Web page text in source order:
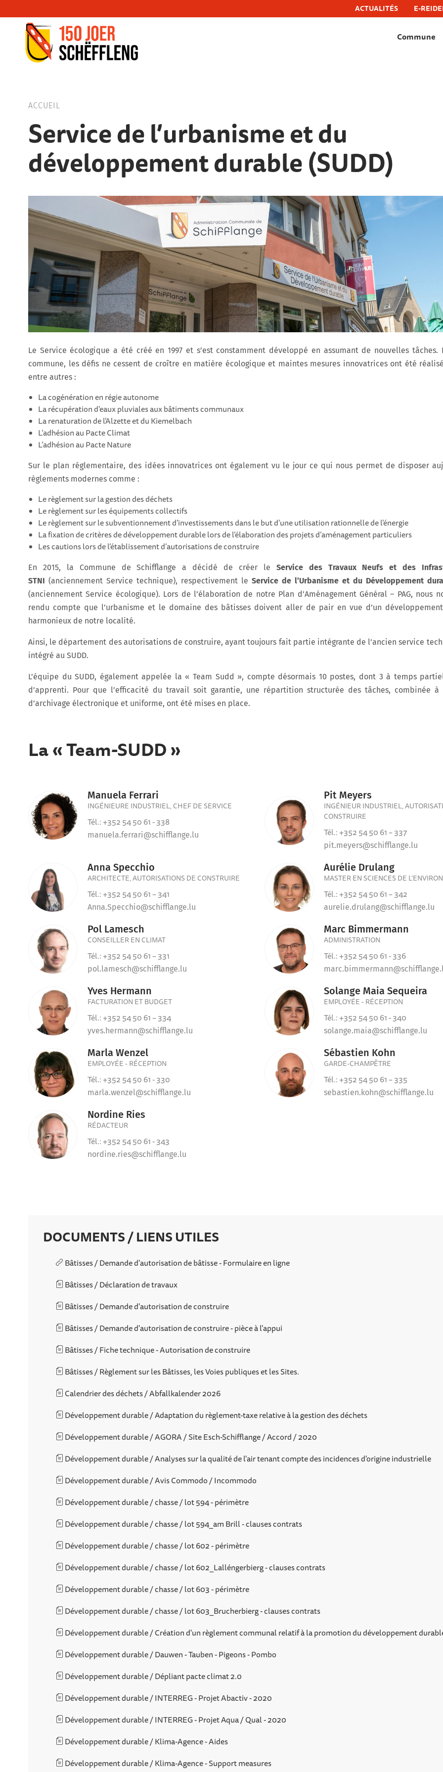
Schifflange, schifflange-logo, gemeng schëfflenge, commune de schifflange
ACTUALITÉS E-
Commune
ACCUEIL
Service de l’urbanisme et du
développement durable (SUDD)
Le Service écologique a été créé en 1997 et s’est constamment développé en assumant de nouvelles tâches.
commune, les défis ne cessent de croître en matière écologique et maintes mesures innovatrices ont été
entre autres :
La cogénération en régie autonome
La récupération d’eaux pluviales aux bâtiments communaux
La renaturation de l’Alzette et du Kiemelbach
L’adhésion au Pacte Climat
L’adhésion au Pacte Nature
Sur le plan réglementaire, des idées innovatrices ont également vu le jour ce qui nous permet de disposer
règlements modernes comme :
Le règlement sur la gestion des déchets
Le règlement sur les équipements collectifs
Le règlement sur le subventionnement d’investissements dans le but d’une utilisation rationnelle de l’énergie
La fixation de critères de développement durable lors de l’élaboration des projets d’aménagement particuliers
Les cautions lors de l’établissement d’autorisations de construire
En 2015, la Commune de Schifflange a décidé de créer le Service des Travaux Neufs et des
STNI (anciennement Service technique), respectivement le Service de l’Urbanisme et du Développement
(anciennement Service écologique). Lors de l’élaboration de notre Plan d’Aménagement Général – PAG, nous
rendu compte que l’urbanisme et le domaine des bâtisses doivent aller de pair en vue d’un
harmonieux de notre localité.
Ainsi, le département des autorisations de construire, ayant toujours fait partie intégrante de l’ancien service
intégré au SUDD.
L’équipe du SUDD, également appelée la « Team Sudd », compte désormais 10 postes, dont 3 à temps
d’apprenti. Pour que l’efficacité du travail soit garantie, une répartition structurée des tâches, combinée à
d’archivage électronique et uniforme, ont été mises en place.
La « Team-SUDD »
Manuela Ferrari
INGÉNIEURE INDUSTRIEL, CHEF DE SERVICE
Tél.: +352 54 50 61 - 338
manuela.ferrari@schifflange.lu
Pit Meyers
INGÉNIEUR INDUSTRIEL,
CONSTRUIRE
Tél.: +352 54 50 61 – 337
pit.meyers@schifflange.lu
Anna Specchio
ARCHITECTE, AUTORISATIONS DE CONSTRUIRE
Tél.: +352 54 50 61 – 341
Anna.Specchio@schifflange.lu
Aurélie Drulang
MASTER EN SCIENCES DE
Tél.: +352 54 50 61 – 342
aurelie.drulang@schifflange.lu
Pol Lamesch
CONSEILLER EN CLIMAT
Tél.: +352 54 50 61 – 331
pol.lamesch@schifflange.lu
Marc Bimmermann
ADMINISTRATION
Tél.: +352 54 50 61 - 336
Yves Hermann
FACTURATION ET BUDGET
Tél.: +352 54 50 61 – 334
yves.hermann@schifflange.lu
Solange Maia Sequeira
EMPLOYÉE - RÉCEPTION
Tél.: +352 54 50 61 - 340
solange.maia@schifflange.lu
Marla Wenzel
EMPLOYÉE - RÉCEPTION
Tél.: +352 54 50 61 - 330
marla.wenzel@schifflange.lu
Sébastien Kohn
GARDE-CHAMPÊTRE
Tél.: +352 54 50 61 – 335
sebastien.kohn@schifflange.lu
Nordine Ries
RÉDACTEUR
Tél.: +352 54 50 61 - 343
nordine.ries@schifflange.lu
DOCUMENTS / LIENS UTILES
Bâtisses / Demande d'autorisation de bâtisse - Formulaire en ligne
Bâtisses / Déclaration de travaux
Bâtisses / Demande d'autorisation de construire
Bâtisses / Demande d'autorisation de construire - pièce à l'appui
Bâtisses / Fiche technique - Autorisation de construire
Bâtisses / Règlement sur les Bâtisses, les Voies publiques et les Sites.
Calendrier des déchets / Abfallkalender 2026
Développement durable / Adaptation du règlement-taxe relative à la gestion des déchets
Développement durable / AGORA / Site Esch-Schifflange / Accord / 2020
Développement durable / Analyses sur la qualité de l'air tenant compte des incidences d'origine industrielle
Développement durable / Avis Commodo / Incommodo
Développement durable / chasse / lot 594 - périmètre
Développement durable / chasse / lot 594_am Brill - clauses contrats
Développement durable / chasse / lot 602 - périmètre
Développement durable / chasse / lot 602_Lalléngerbierg - clauses contrats
Développement durable / chasse / lot 603 - périmètre
Développement durable / chasse / lot 603_Brucherbierg - clauses contrats
Développement durable / Création d'un règlement communal relatif à la promotion du développement
Développement durable / Dauwen - Tauben - Pigeons - Pombo
Développement durable / Dépliant pacte climat 2.0
Développement durable / INTERREG - Projet Abactiv - 2020
Développement durable / INTERREG - Projet Aqua / Qual - 2020
Développement durable / Klima-Agence - Aides
Développement durable / Klima-Agence - Support measures